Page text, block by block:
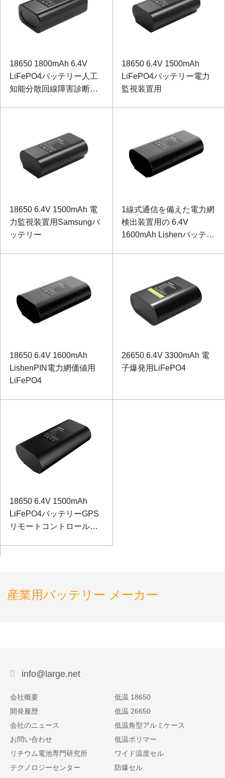
18650 1800mAh 6.4V
LiFePO4バッテリー人工
知能分散回線障害診断シ
18650 6.4V 1500mAh
LiFePO4バッテリー電力
監視装置用
18650 6.4V 1500mAh 電
力監視装置用Samsungバ
ッテリー
1線式通信を備えた電力網
検出装置用の 6.4V
1600mAh Lishenバッテリ
18650 6.4V 1600mAh
LishenPIN電力網価値用
LiFePO4
26650 6.4V 3300mAh 電
子爆発用LiFePO4
18650 6.4V 1500mAh
LiFePO4バッテリーGPS
リモートコントロールモ
産業用バッテリー メーカー
info@large.net
会社概要
開発履歴
会社のニュース
お問い合わせ
リチウム電池専門研究所
テクノロジーセンター
低温 18650
低温 26650
低温角型アルミケース
低温ポリマー
ワイド温度セル
防爆セル